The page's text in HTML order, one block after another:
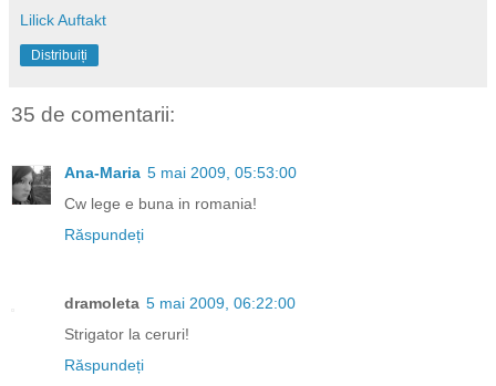
Lilick Auftakt
Distribuiți
35 de comentarii:
Ana-Maria 5 mai 2009, 05:53:00
Cw lege e buna in romania!
Răspundeți
dramoleta 5 mai 2009, 06:22:00
Strigator la ceruri!
Răspundeți